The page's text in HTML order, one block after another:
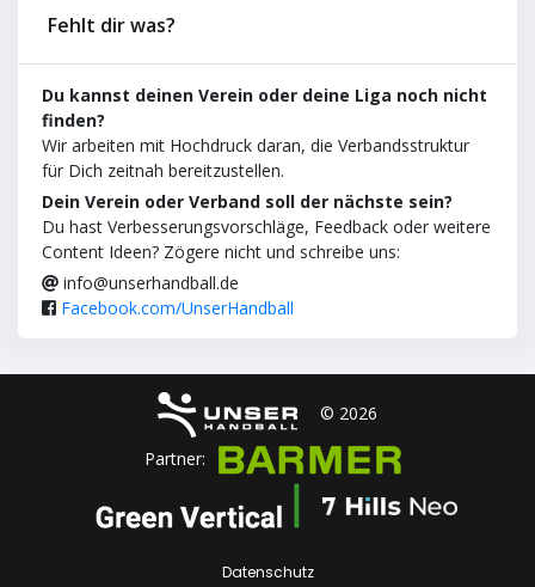
Fehlt dir was?
Du kannst deinen Verein oder deine Liga noch nicht
finden?
Wir arbeiten mit Hochdruck daran, die Verbandsstruktur
für Dich zeitnah bereitzustellen.
Dein Verein oder Verband soll der nächste sein?
Du hast Verbesserungsvorschläge, Feedback oder weitere
Content Ideen? Zögere nicht und schreibe uns:
info@unserhandball.de
Facebook.com/UnserHandball
© 2026
Partner:
Datenschutz